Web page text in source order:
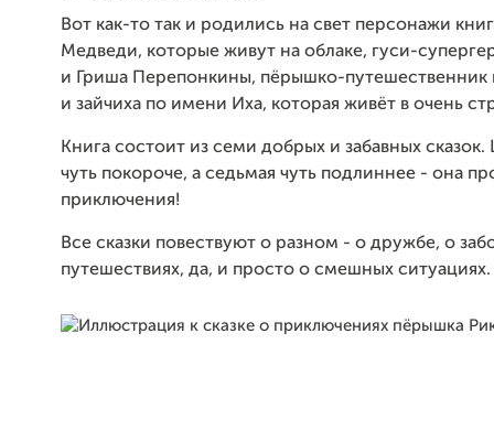
Вот как-то так и родились на свет персонажи
Медведи, которые живут на облаке, гуси-
и Гриша Перепонкины, пёрышко-путешественник
и зайчиха по имени Иха, которая живёт в очень
Книга состоит из семи добрых и забавных
чуть покороче, а седьмая чуть подлиннее - она
приключения!
Все сказки повествуют о разном - о дружбе, о
путешествиях, да, и просто о смешных ситуациях.